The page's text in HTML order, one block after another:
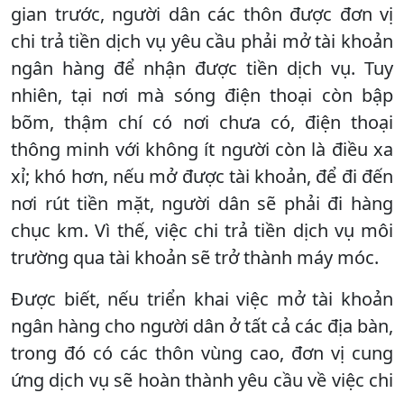
gian trước, người dân các thôn được đơn vị
chi trả tiền dịch vụ yêu cầu phải mở tài khoản
ngân hàng để nhận được tiền dịch vụ. Tuy
nhiên, tại nơi mà sóng điện thoại còn bập
bõm, thậm chí có nơi chưa có, điện thoại
thông minh với không ít người còn là điều xa
xỉ; khó hơn, nếu mở được tài khoản, để đi đến
nơi rút tiền mặt, người dân sẽ phải đi hàng
chục km. Vì thế, việc chi trả tiền dịch vụ môi
trường qua tài khoản sẽ trở thành máy móc.
Được biết, nếu triển khai việc mở tài khoản
ngân hàng cho người dân ở tất cả các địa bàn,
trong đó có các thôn vùng cao, đơn vị cung
ứng dịch vụ sẽ hoàn thành yêu cầu về việc chi